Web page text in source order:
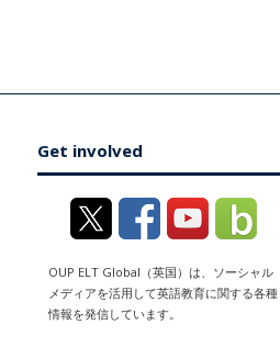
Get involved
OUP ELT Global（英国）は、ソーシャル
メディアを活用して英語教育に関する各種
情報を発信しています。